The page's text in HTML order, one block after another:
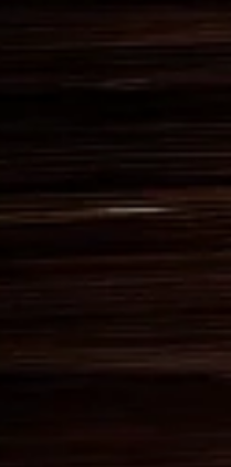
hvor de
omgivelser. De
være irriterende
bliver ved med
og
Mange oplever
stille, hvis der
som giver